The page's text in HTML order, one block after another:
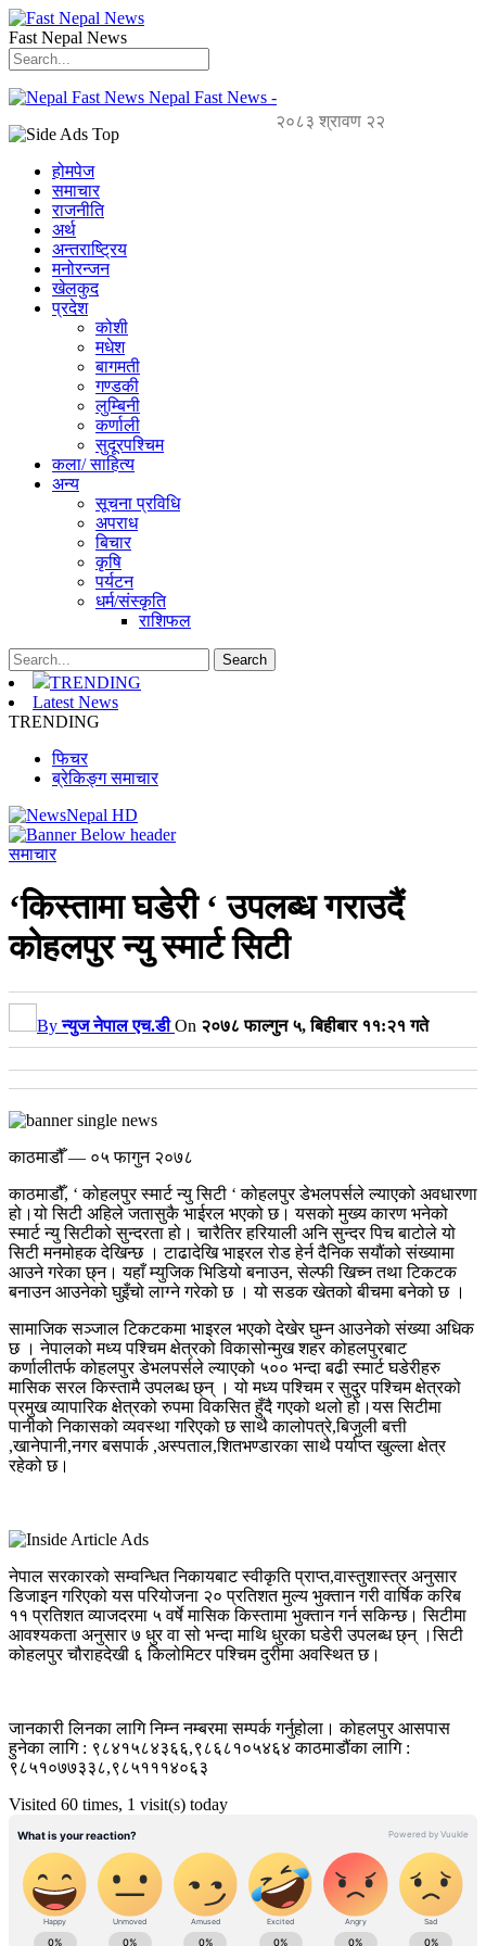
Fast Nepal News
Nepal Fast News -
२०८३ श्रावण २२
होमपेज
समाचार
राजनीति
अर्थ
अन्तराष्ट्रिय
मनोरन्जन
खेलकुद
प्रदेश
कोशी
मधेश
बागमती
गण्डकी
लुम्बिनी
कर्णाली
सुदूरपश्चिम
कला/ साहित्य
अन्य
सूचना प्रविधि
अपराध
बिचार
कृषि
पर्यटन
धर्म/संस्कृति
राशिफल
TRENDING
Latest News
TRENDING
फिचर
ब्रेकिङ्ग समाचार
समाचार
‘किस्तामा घडेरी ‘ उपलब्ध गराउदैं
कोहलपुर न्यु स्मार्ट सिटी
Byन्युज नेपाल एच.डी On २०७८ फाल्गुन ५, बिहीबार ११:२१ गते
काठमाडौँ — ०५ फागुन २०७८
काठमाडौँ, ‘ कोहलपुर स्मार्ट न्यु सिटी ‘ कोहलपुर डेभलपर्सले ल्याएको अवधारणा
हो।यो सिटी अहिले जतासुकै भाईरल भएको छ। यसको मुख्य कारण भनेको
स्मार्ट न्यु सिटीको सुन्दरता हो। चारैतिर हरियाली अनि सुन्दर पिच बाटोले यो
सिटी मनमोहक देखिन्छ । टाढादेखि भाइरल रोड हेर्न दैनिक सयौंको संख्यामा
आउने गरेका छ्न। यहाँ म्युजिक भिडियो बनाउन, सेल्फी खिच्न तथा टिकटक
बनाउन आउनेको घुइँचो लाग्ने गरेको छ । यो सडक खेतको बीचमा बनेको छ ।
सामाजिक सञ्जाल टिकटकमा भाइरल भएको देखेर घुम्न आउनेको संख्या अधिक
छ । नेपालको मध्य पश्चिम क्षेत्रको विकासोन्मुख शहर कोहलपुरबाट
कर्णालीतर्फ कोहलपुर डेभलपर्सले ल्याएको ५०० भन्दा बढी स्मार्ट घडेरीहरु
मासिक सरल किस्तामै उपलब्ध छ्न् । यो मध्य पश्चिम र सुदुर पश्चिम क्षेत्रको
प्रमुख व्यापारिक क्षेत्रको रुपमा विकसित हुँदै गएको थलो हो।यस सिटीमा
पानीको निकासको व्यवस्था गरिएको छ साथै कालोपत्रे,बिजुली बत्ती
,खानेपानी,नगर बसपार्क ,अस्पताल,शितभण्डारका साथै पर्याप्त खुल्ला क्षेत्र
रहेको छ।
नेपाल सरकारको सम्वन्धित निकायबाट स्वीकृति प्राप्त,वास्तुशास्त्र अनुसार
डिजाइन गरिएको यस परियोजना २० प्रतिशत मुल्य भुक्तान गरी वार्षिक करिब
११ प्रतिशत व्याजदरमा ५ वर्षे मासिक किस्तामा भुक्तान गर्न सकिन्छ। सिटीमा
आवश्यकता अनुसार ७ धुर वा सो भन्दा माथि धुरका घडेरी उपलब्ध छ्न् ।सिटी
कोहलपुर चौराहदेखी ६ किलोमिटर पश्चिम दुरीमा अवस्थित छ।
जानकारी लिनका लागि निम्न नम्बरमा सम्पर्क गर्नुहोला। कोहलपुर आसपास
हुनेका लागि : ९८४१५८४३६६,९८६८१०५४६४ काठमाडौंका लागि :
९८५१०७७३३८,९८५१११४०६३
Visited 60 times, 1 visit(s) today